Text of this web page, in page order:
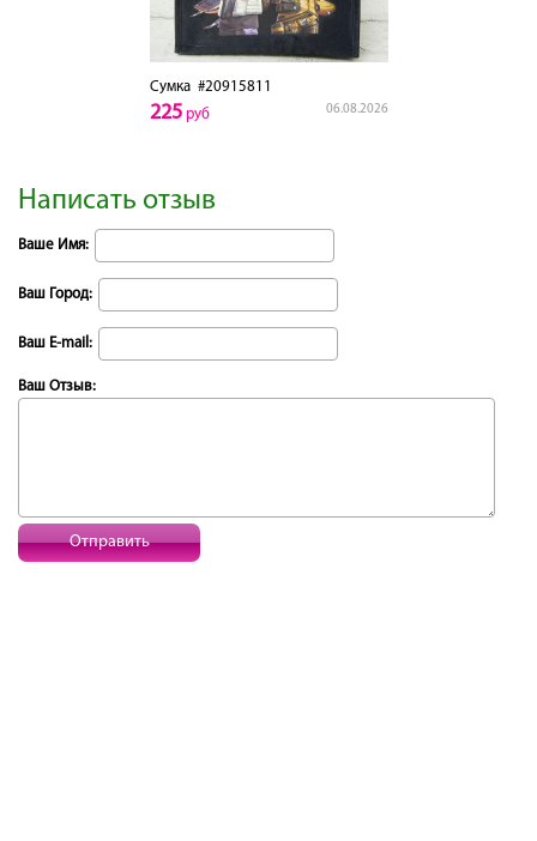
Сумка#20915811
06.08.2026
225руб
Написать отзыв
Ваше Имя:
Ваш Город:
Ваш E-mail:
Ваш Отзыв:
Отправить